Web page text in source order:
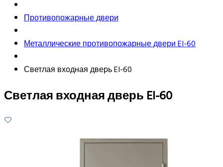
Противопожарные двери
Металлические противопожарные двери EI-60
Светлая входная дверь EI-60
Светлая входная дверь EI-60